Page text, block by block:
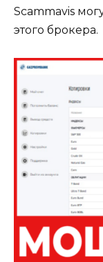
Scammavis
этого брокера.